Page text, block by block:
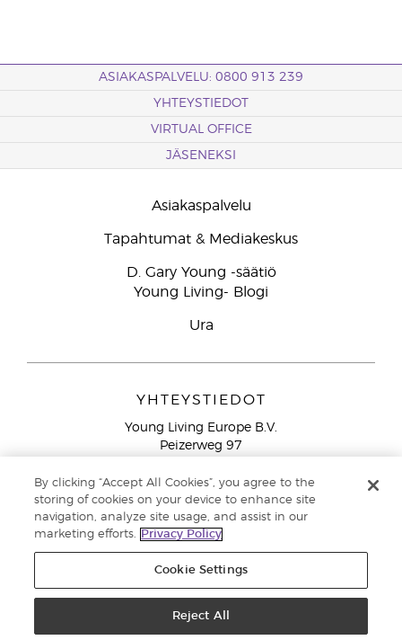
ASIAKASPALVELU: 0800 913 239
YHTEYSTIEDOT
VIRTUAL OFFICE
JÄSENEKSI
Asiakaspalvelu
Tapahtumat & Mediakeskus
D. Gary Young -säätiö
Young Living- Blogi
Ura
YHTEYSTIEDOT
Young Living Europe B.V.
Peizerweg 97
Netherlands
Ilmainen yhteydenotto lankanumeroista Suomesta
913 239
Email: asiakaspalvelu@youngliving.com
pidätetään. |Yksityisyydensuoja
By clicking “Accept All Cookies”, you agree to the
storing of cookies on your device to enhance site
navigation, analyze site usage, and assist in our
marketing efforts.
Privacy Policy
Cookie Settings
Reject All